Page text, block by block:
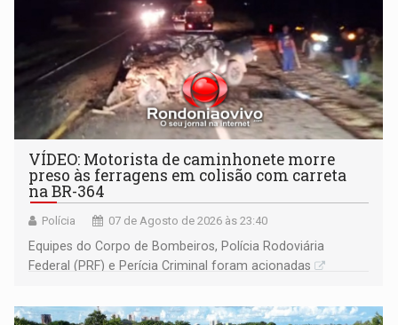
VÍDEO: Motorista de caminhonete morre
preso às ferragens em colisão com carreta
na BR-364
Polícia 07 de Agosto de 2026 às 23:40
Equipes do Corpo de Bombeiros, Polícia Rodoviária
Federal (PRF) e Perícia Criminal foram acionadas